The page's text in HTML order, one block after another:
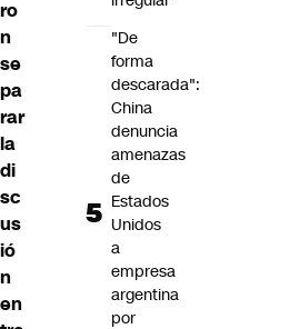
ro
n
se
pa
rar
la
di
sc
us
ió
n
en
"De
forma
descarada":
China
denuncia
amenazas
de
Estados
Unidos
a
empresa
argentina
por